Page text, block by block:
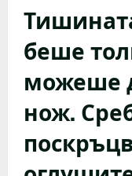
беше
можеше
нож.